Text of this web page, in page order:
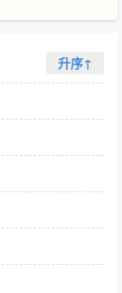
闲事的俭二爷偏
来……宝钗：我本
一。迎春：我没
也好。探春：
个有本事说一不
的话痨,可靠可
是女主,正式登场
春都会有好结局
者一方。…
升序↑